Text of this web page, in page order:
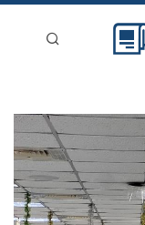
新聞稿分類
登入
刊登